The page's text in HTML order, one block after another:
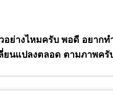
ย่างไหมครับ พอดี อยากท
ยนแปลงตลอด ตามภาพครั